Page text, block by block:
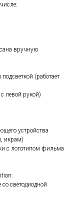
вручную
(работает
левой рукой)
устройства
икрам)
с логотипом фильма
светодиодной